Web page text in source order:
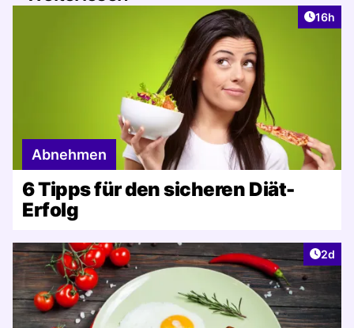
Artikel
16h
Abnehmen
6 Tipps für den sicheren Diät-
Erfolg
2d